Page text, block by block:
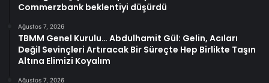
Commerzbank beklentiyi düşürdü
Ağustos 7, 2026
TBMM Genel Kurulu… Abdulhamit Gül: Gelin, Acıları
Değil Sevinçleri Artıracak Bir Süreçte Hep Birlikte Taşın
Altına Elimizi Koyalım
Ağustos 7, 2026